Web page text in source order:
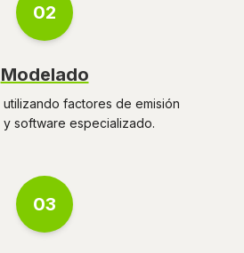
02
Modelado
factores de emisión
software especializado.
03